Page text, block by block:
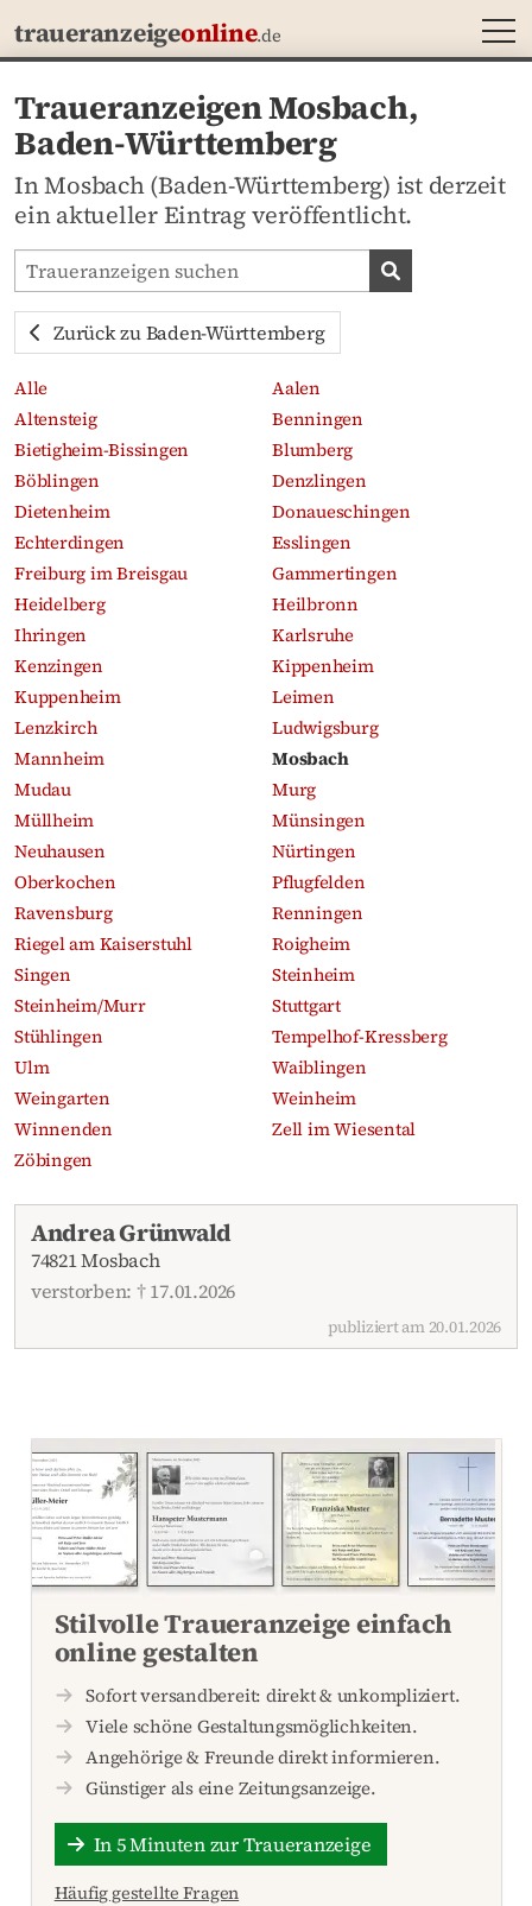
traueranzeigeonline.de
Traueranzeigen Mosbach,
Baden-Württemberg
In Mosbach (Baden-Württemberg) ist derzeit
ein aktueller Eintrag veröffentlicht.
Traueranzeigen-Portal durchsuchen
Zurück zu Baden-Württemberg
Alle
Aalen
Altensteig
Benningen
Bietigheim-Bissingen
Blumberg
Böblingen
Denzlingen
Dietenheim
Donaueschingen
Echterdingen
Esslingen
Freiburg im Breisgau
Gammertingen
Heidelberg
Heilbronn
Ihringen
Karlsruhe
Kenzingen
Kippenheim
Kuppenheim
Leimen
Lenzkirch
Ludwigsburg
Mannheim
Mosbach
Mudau
Murg
Müllheim
Münsingen
Neuhausen
Nürtingen
Oberkochen
Pflugfelden
Ravensburg
Renningen
Riegel am Kaiserstuhl
Roigheim
Singen
Steinheim
Steinheim/Murr
Stuttgart
Stühlingen
Tempelhof-Kressberg
Ulm
Waiblingen
Weingarten
Weinheim
Winnenden
Zell im Wiesental
Zöbingen
Aktuelle Traueranzeigen
Andrea Grünwald
74821 Mosbach
verstorben: † 17.01.2026
publiziert am 20.01.2026
Stilvolle Traueranzeige einfach
online gestalten
Sofort versandbereit: direkt & unkompliziert.
Viele schöne Gestaltungsmöglichkeiten.
Angehörige & Freunde direkt informieren.
Günstiger als eine Zeitungsanzeige.
In 5 Minuten zur Traueranzeige
Häufig gestellte Fragen